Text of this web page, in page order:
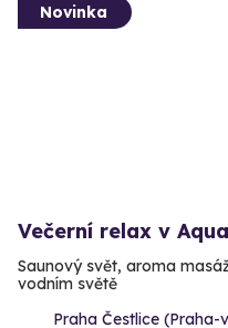
Novinka
Večerní relax v
Saunový svět, aroma
vodním světě
Praha Čestlice (Praha-